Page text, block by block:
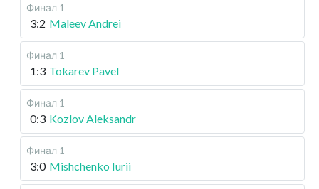
Финал 1
3:2 Maleev Andrei
Финал 1
1:3 Tokarev Pavel
Финал 1
0:3 Kozlov Aleksandr
Финал 1
3:0 Mishchenko Iurii